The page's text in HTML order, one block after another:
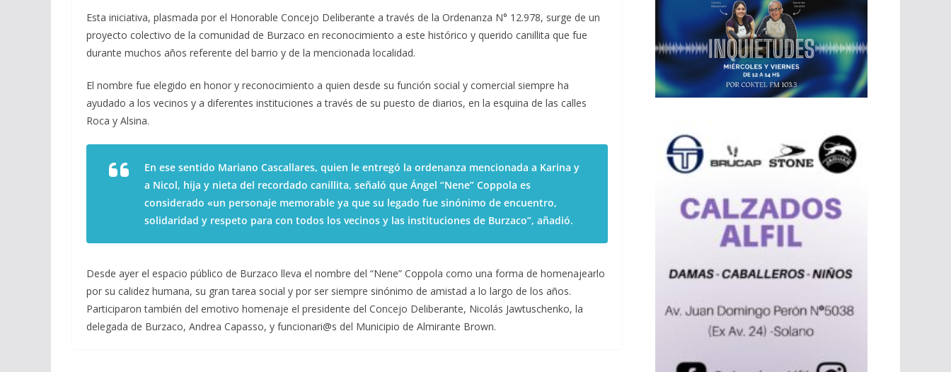
Esta iniciativa, plasmada por el Honorable Concejo Deliberante a través de la Ordenanza N° 12.978, surge de un
proyecto colectivo de la comunidad de Burzaco en reconocimiento a este histórico y querido canillita que fue
durante muchos años referente del barrio y de la mencionada localidad.
El nombre fue elegido en honor y reconocimiento a quien desde su función social y comercial siempre ha
ayudado a los vecinos y a diferentes instituciones a través de su puesto de diarios, en la esquina de las calles
Roca y Alsina.
En ese sentido Mariano Cascallares, quien le entregó la ordenanza mencionada a Karina y
a Nicol, hija y nieta del recordado canillita, señaló que Ángel “Nene” Coppola es
considerado «un personaje memorable ya que su legado fue sinónimo de encuentro,
solidaridad y respeto para con todos los vecinos y las instituciones de Burzaco”, añadió.
Desde ayer el espacio público de Burzaco lleva el nombre del “Nene” Coppola como una forma de homenajearlo
por su calidez humana, su gran tarea social y por ser siempre sinónimo de amistad a lo largo de los años.
Participaron también del emotivo homenaje el presidente del Concejo Deliberante, Nicolás Jawtuschenko, la
delegada de Burzaco, Andrea Capasso, y funcionari@s del Municipio de Almirante Brown.